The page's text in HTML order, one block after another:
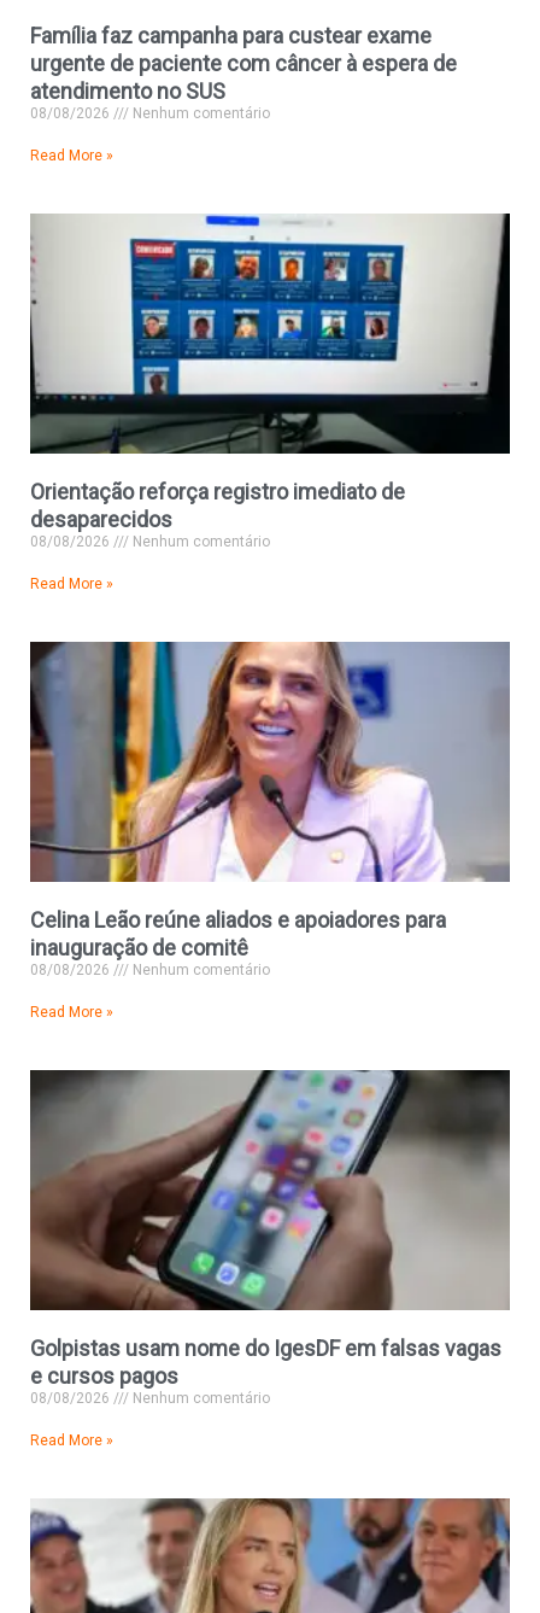
Família faz campanha para custear exame
urgente de paciente com câncer à espera de
atendimento no SUS
08/08/2026 Nenhum comentário
Read More »
Orientação reforça registro imediato de
desaparecidos
08/08/2026 Nenhum comentário
Read More »
Celina Leão reúne aliados e apoiadores para
inauguração de comitê
08/08/2026 Nenhum comentário
Read More »
Golpistas usam nome do IgesDF em falsas vagas
e cursos pagos
08/08/2026 Nenhum comentário
Read More »